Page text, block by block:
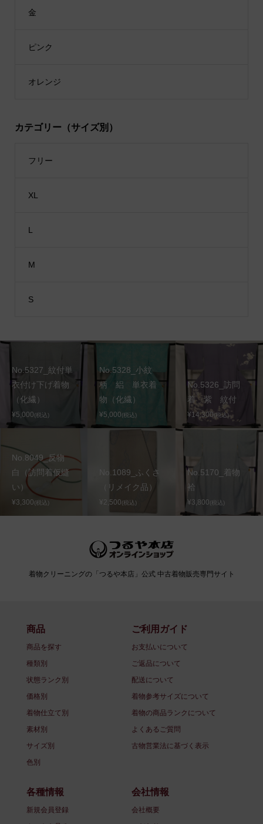
金
ピンク
オレンジ
カテゴリー（サイズ別）
フリー
XL
L
M
S
No.5327_紋付単
衣付け下げ着物
（化繊）
¥5,000(税込)
No.5328_小紋
柄 絽 単衣着
物（化繊）
¥5,000(税込)
No.5326_訪問
着 紫 紋付
¥14,300(税込)
No.8049_反物
白（訪問着仮縫
い）
¥3,300(税込)
No.1089_ふくさ
（リメイク品）
¥2,500(税込)
No.5170_着物
袷
¥3,800(税込)
着物クリーニングの「つるや本店」公式 中古着物販売専門サイト
商品
商品を探す
種類別
状態ランク別
価格別
着物仕立て別
素材別
サイズ別
色別
ご利用ガイド
お支払いについて
ご返品について
配送について
着物参考サイズについて
着物の商品ランクについて
よくあるご質問
古物営業法に基づく表示
各種情報
新規会員登録
会社情報
会社概要